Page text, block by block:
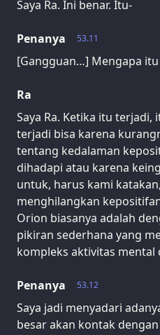
Saya Ra. Ini benar. Itu-
53.11
Penanya
[Gangguan…] Mengapa
Ra
Saya Ra. Ketika itu
terjadi bisa karena
tentang kedalaman
dihadapi atau karena
untuk, harus kami
menghilangkan
Orion biasanya adalah
pikiran sederhana yang
kompleks aktivitas mental
53.12
Penanya
Saya jadi menyadari
besar akan kontak